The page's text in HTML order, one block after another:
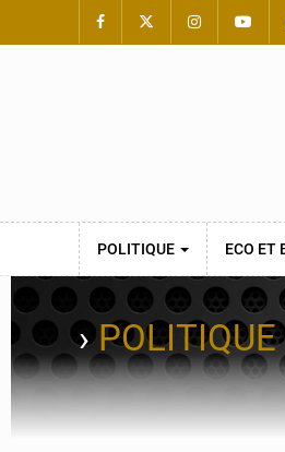
POLITIQUE ECO ET
›POLITIQUE